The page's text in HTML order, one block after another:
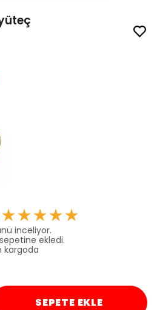
★★★★★
inceliyor.
ekledi.
kargoda
SEPETE EKLE